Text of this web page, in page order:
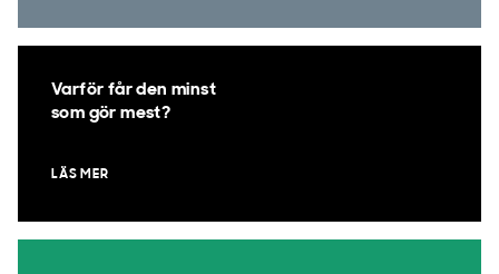
Varför får den minst
som gör mest?
LÄS MER